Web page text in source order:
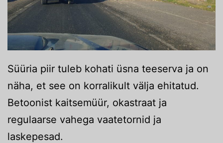
Süüria piir tuleb kohati üsna teeserva ja on
näha, et see on korralikult välja ehitatud.
Betoonist kaitsemüür, okastraat ja
regulaarse vahega vaatetornid ja
laskepesad.